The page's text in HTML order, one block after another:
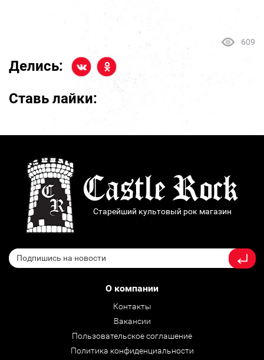
609
Делись:
Ставь лайки:
Старейший культовый рок магазин
О компании
Контакты
Вакансии
Пользовательское соглашение
Политика конфиденциальности